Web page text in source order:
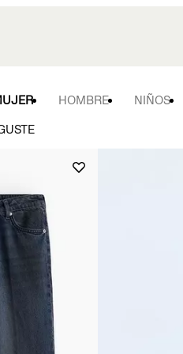
HOMBRE NIÑOS